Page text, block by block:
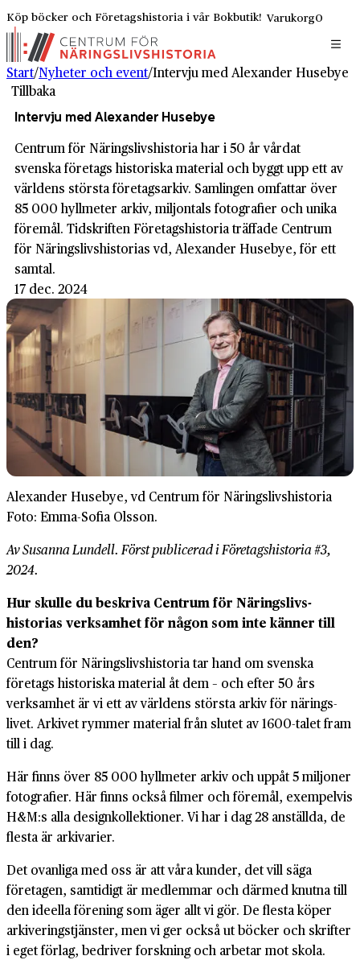
Köp böcker och Företagshistoria i vår Bokbutik! Varukorg0
Start/Nyheter och event/Intervju med Alexander Husebye
Tillbaka
Intervju med Alexander Husebye
Centrum för Näringslivshistoria har i 50 år vårdat
svenska företags historiska material och byggt upp ett av
världens största företags­arkiv. Samlingen omfattar över
85 000 hyllmeter arkiv, miljontals fotografier och unika
föremål. Tidskriften Företagshistoria träffade Centrum
för Näringslivshistorias vd, Alexander Husebye, för ett
samtal.
17 dec. 2024
Alexander Husebye, vd Centrum för Näringslivshistoria
Foto: Emma-Sofia Olsson.
Av Susanna Lundell. Först publicerad i Företagshistoria #3,
2024.
Hur skulle du beskriva Centrum för Närings­livs­
historias verksamhet för någon som inte känner till
den?
Centrum för Närings­livs­historia tar hand om svenska
företags historiska material åt dem – och efter 50 års
verksamhet är vi ett av världens största arkiv för närings­
livet. Arkivet rymmer material från slutet av 1600-talet fram
till i dag.
Här finns över 85 000 hyllmeter arkiv och uppåt 5 miljoner
fotografier. Här finns också filmer och föremål, exempelvis
H&M:s alla design­kollektioner. Vi har i dag 28 anställda, de
flesta är arkivarier.
Det ovanliga med oss är att våra kunder, det vill säga
företagen, samtidigt är medlemmar och därmed knutna till
den ideella förening som äger allt vi gör. De flesta köper
arkiverings­tjänster, men vi ger också ut böcker och skrifter
i eget förlag, bedriver forskning och arbetar mot skola.